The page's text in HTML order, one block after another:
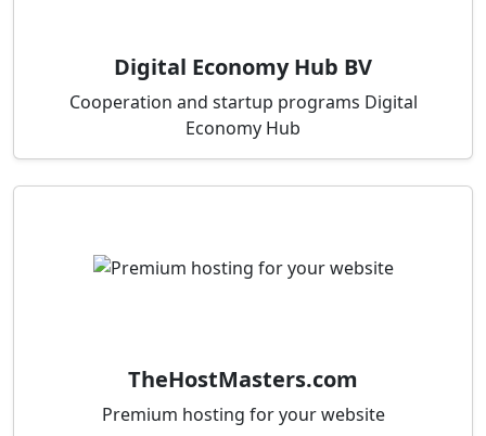
Digital Economy Hub BV
Cooperation and startup programs Digital
Economy Hub
TheHostMasters.com
Premium hosting for your website